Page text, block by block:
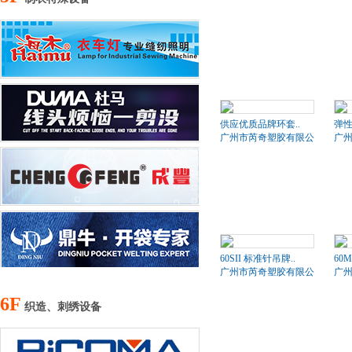
供应优质品牌环套..
广州市芮奇塑胶有限公司
弹
广
60SII 标准针吊牌..
广州市芮奇塑胶有限公司
广
6F 织造、刺绣设备